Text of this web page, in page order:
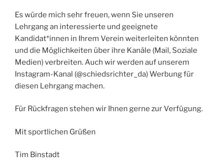
Es würde mich sehr freuen, wenn Sie unseren
Lehrgang an interessierte und geeignete
Kandidat*innen in Ihrem Verein weiterleiten könnten
und die Möglichkeiten über ihre Kanäle (Mail, Soziale
Medien) verbreiten. Auch wir werden auf unserem
Instagram-Kanal (@schiedsrichter_da) Werbung für
diesen Lehrgang machen.
Für Rückfragen stehen wir Ihnen gerne zur Verfügung.
Mit sportlichen Grüßen
Tim Binstadt